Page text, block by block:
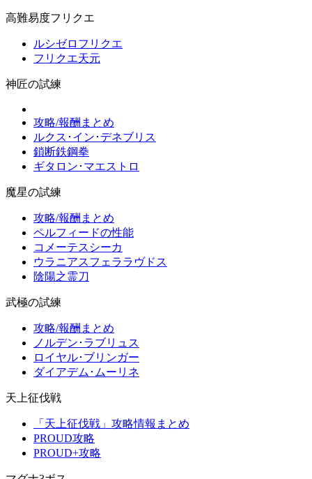
高難易度フリクエ
ルシゼロフリクエ
フリクエ天元
神匠の試練
攻略/報酬まとめ
ルクス･イン･デネブリス
鎖断鉄鋼拳
ギタロン･マエストロ
魔星の試練
攻略/報酬まとめ
ペルフィードの性能
コメーテスシーカ
ウラニアスフェララヴドス
陰陽之霊刀
武極の試練
攻略/報酬まとめ
ノルデン･ラブリュス
ロイヤル･ブリンガー
ダイアデム･ムーリネ
天上征伐戦
「天上征伐戦」攻略情報まとめ
PROUD攻略
PROUD+攻略